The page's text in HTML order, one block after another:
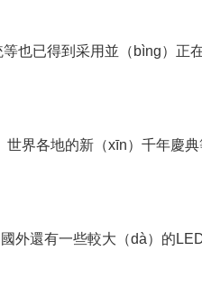
也已得到采用並（bìng）正在
界各地的新（xīn）千年慶
還有一些較大（dà）的